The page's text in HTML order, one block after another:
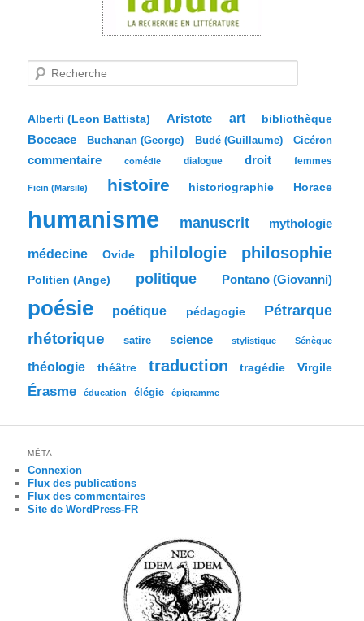
e
c
e
Alberti (Leon Battista) Aristote art bibliothèque
Boccace Buchanan (George) Budé (Guillaume) Cicéron
commentaire comédie dialogue droit femmes
Ficin (Marsile) histoire historiographie Horace
humanisme manuscrit mythologie
médecine Ovide philologie philosophie
Politien (Ange) politique Pontano (Giovanni)
poésie poétique pédagogie Pétrarque
rhétorique satire science stylistique Sénèque
théologie théâtre traduction tragédie Virgile
Érasme éducation élégie épigramme
MÉTA
Connexion
Flux des publications
Flux des commentaires
Site de WordPress-FR